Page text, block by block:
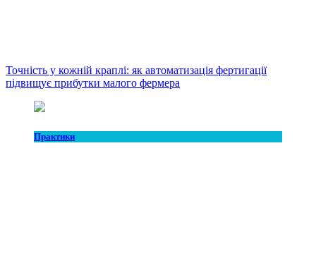
Точність у кожній краплі: як автоматизація фертигації
підвищує прибутки малого фермера
Практики